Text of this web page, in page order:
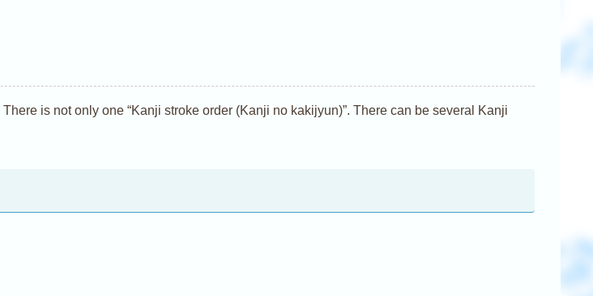
is not only one “Kanji stroke order (Kanji no kakijyun)”. There can be several Kanji